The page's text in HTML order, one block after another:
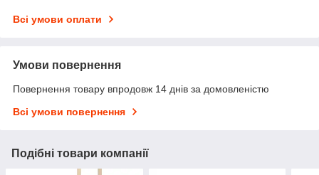
Всі умови оплати
Умови повернення
Повернення товару впродовж 14 днів за домовленістю
Всі умови повернення
Подібні товари компанії